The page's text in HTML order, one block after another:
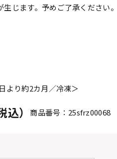
生じます。予めご了承ください。
より約2カ月／冷凍＞
） 商品番号：25sfrz00068